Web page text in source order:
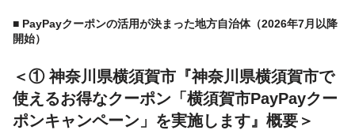
■ PayPayクーポンの活用が決まった地方自治体（2026年7月以降
開始）
＜① 神奈川県横須賀市『神奈川県横須賀市で
使えるお得なクーポン「横須賀市PayPayクー
ポンキャンペーン」を実施します』概要＞